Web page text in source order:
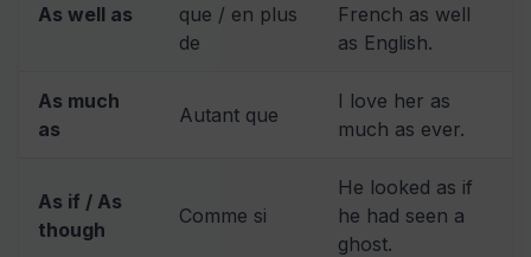
As well as
que / en plus
de
French as well
as English.
As much
as
Autant que
I love her as
much as ever.
As if / As
though
Comme si
He looked as if
he had seen a
ghost.